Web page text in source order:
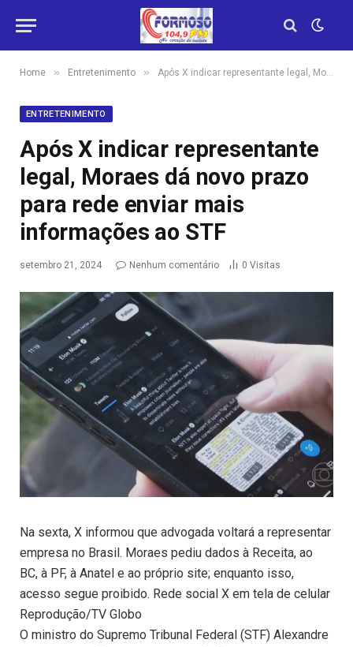
Home » Entretenimento » Após X indicar representante legal, Moraes dá novo prazo para rede enviar mais informações ao STF
ENTRETENIMENTO
Após X indicar representante
legal, Moraes dá novo prazo
para rede enviar mais
informações ao STF
setembro 21, 2024 Nenhum comentário 0 Visitas
Na sexta, X informou que advogada voltará a representar
empresa no Brasil. Moraes pediu dados à Receita, ao
BC, à PF, à Anatel e ao próprio site; enquanto isso,
acesso segue proibido. Rede social X em tela de celular
Reprodução/TV Globo
O ministro do Supremo Tribunal Federal (STF) Alexandre